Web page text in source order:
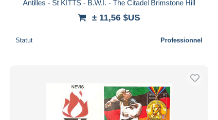
Antilles - St KITTS - B.W.I. - The Citadel Brimstone Hill
± 11,56 $US
Statut Professionnel